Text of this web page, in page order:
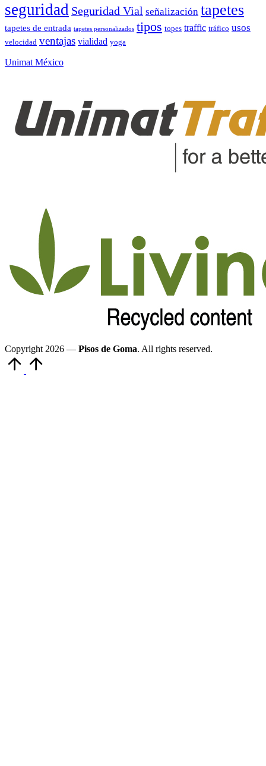
seguridad Seguridad Vial señalización tapetes
tapetes de entrada tapetes personalizados tipos topes traffic tráfico usos
velocidad ventajas vialidad yoga
Unimat México
Copyright 2026 — Pisos de Goma. All rights reserved.